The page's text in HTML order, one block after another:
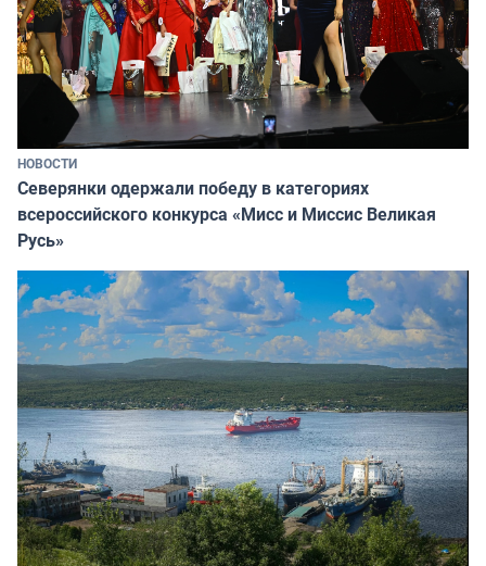
НОВОСТИ
Северянки одержали победу в категориях
всероссийского конкурса «Мисс и Миссис Великая
Русь»